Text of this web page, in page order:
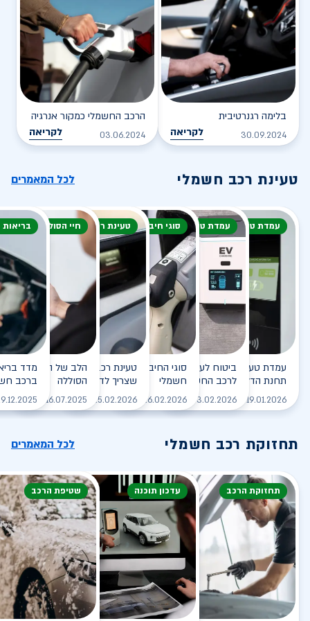
בלימה רגנרטיבית
30.09.2024 לקריאה
הרכב החשמלי כמקור אנרגיה
03.06.2024 לקריאה
טעינת רכב חשמלי לכל המאמרים
עמדת טעינה
עמדת טעינה - הסוף של
תחנת הדלק?
19.01.2026 לקריאה
עמדת טעינה
ביטוח לעמדת טעינה ביתית
לרכב החשמלי
03.02.2026 לקריאה
סוגי חיבור
סוגי החיבורים לטעינת רכב
חשמלי
26.02.2026 לקריאה
טעינת רכב חשמלי
טעינת רכב חשמלי - כל מה
שצריך לדעת
25.02.2026 לקריאה
חיי הסוללה
הלב של הרכב
הסוללה
16.07.2025
ברכב
תחזוקת רכב חשמלי לכל המאמרים
תחזוקת הרכב עדכון תוכנה שטיפת הרכב